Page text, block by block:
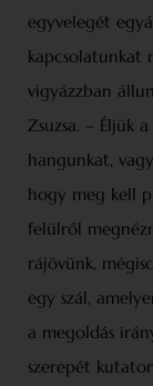
egyvelegét
kapcsolatunkat
vigyázzban
Zsuzsa. – Éljük
hangunkat,
hogy meg kell
felülről
rájövünk,
egy szál,
a megoldás
szerepét